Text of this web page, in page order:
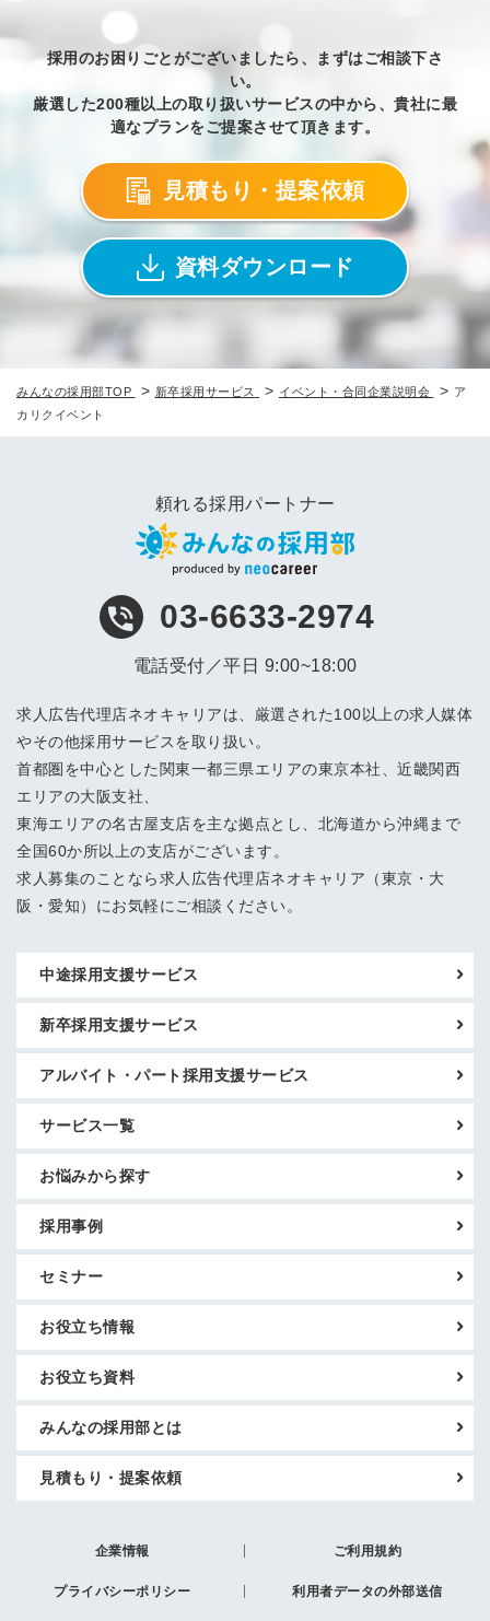
採用のお困りごとがございましたら、まずはご相談下さ
い。
厳選した200種以上の取り扱いサービスの中から、貴社に最
適なプランをご提案させて頂きます。
見積もり・提案依頼
資料ダウンロード
みんなの採用部TOP > 新卒採用サービス > イベント・合同企業説明会 > ア
カリクイベント
頼れる採用パートナー
03-6633-2974
電話受付／平日 9:00~18:00
求人広告代理店ネオキャリアは、厳選された100以上の求人媒体
やその他採用サービスを取り扱い。
首都圏を中心とした関東一都三県エリアの東京本社、近畿関西
エリアの大阪支社、
東海エリアの名古屋支店を主な拠点とし、北海道から沖縄まで
全国60か所以上の支店がございます。
求人募集のことなら求人広告代理店ネオキャリア（東京・大
阪・愛知）にお気軽にご相談ください。
中途採用支援サービス
新卒採用支援サービス
アルバイト・パート採用支援サービス
サービス一覧
お悩みから探す
採用事例
セミナー
お役立ち情報
お役立ち資料
みんなの採用部とは
見積もり・提案依頼
企業情報 ご利用規約
プライバシーポリシー 利用者データの外部送信
ログインする
パスワードをお忘れですか？
他サービスIDでログイン
はあ